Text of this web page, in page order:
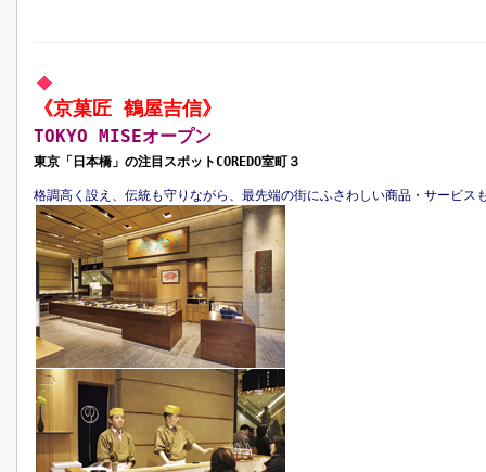
《京菓匠 鶴屋吉信》
TOKYO MISEオープン
東京「日本橋」の注目スポットCOREDO室町３
格調高く設え、伝統も守りながら、最先端の街にふさわしい商品・サービス